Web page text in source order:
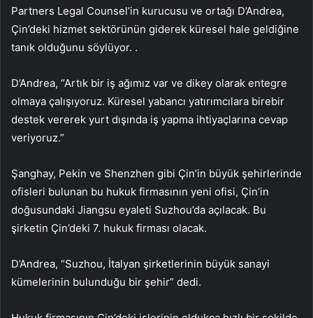
Partners Legal Counsel’in kurucusu ve ortağı D’Andrea,
Çin’deki hizmet sektörünün giderek küresel hale geldiğine
tanık olduğunu söylüyor. .
D’Andrea, “Artık bir iş ağımız var ve dikey olarak entegre
olmaya çalışıyoruz. Küresel yabancı yatırımcılara birebir
destek vererek yurt dışında iş yapma ihtiyaçlarına cevap
veriyoruz.”
Şanghay, Pekin ve Shenzhen gibi Çin’in büyük şehirlerinde
ofisleri bulunan bu hukuk firmasının yeni ofisi, Çin’in
doğusundaki Jiangsu eyaleti Suzhou’da açılacak. Bu
şirketin Çin’deki 7. hukuk firması olacak.
D’Andrea, “Suzhou, İtalyan şirketlerinin büyük sanayi
kümelerinin bulunduğu bir şehir” dedi.